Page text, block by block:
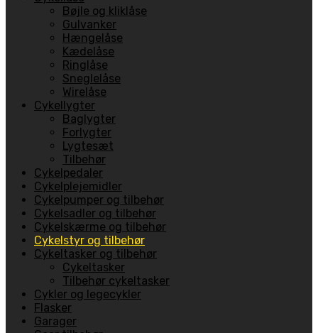
Bøjle og kliklåse
Gulvanker
Hængelåse
Kædelåse
Ringlåse
Sneglelåse
Wirelåse
Cykellygter
Baglygter
Forlygter
Lygtesæt
Tilbehør
Cykelpedaler
Cykelplejemidler
Cykelpumper og tilbehør
Cykelsadler og tilbehør
Cykelskærme og tilbehør
Cykelstyr og tilbehør
Cykeltasker og tilbehør
Cykeltasker
Tilbehør cykeltasker
Cykler og legecykler
Flasker
Garager